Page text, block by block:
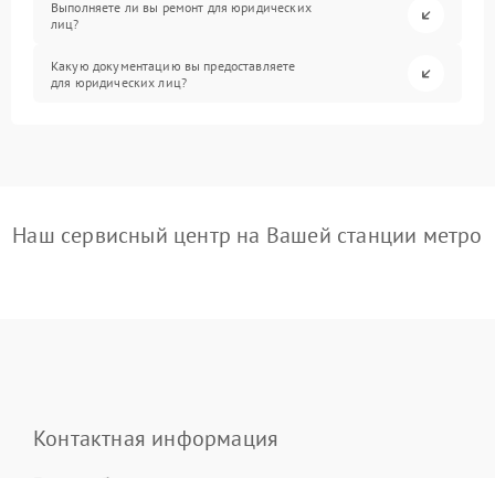
Выполняете ли вы ремонт для юридических
лиц?
Какую документацию вы предоставляете
для юридических лиц?
Наш сервисный центр на Вашей станции метро
Контактная информация